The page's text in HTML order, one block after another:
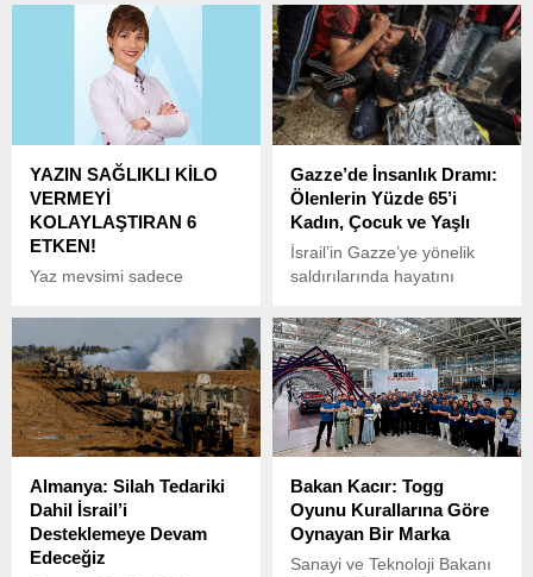
oturumda tansiyon bir kez
daha yükseldi. İktidar partisi
Sivil Sözleşme’nin
milletvekili Arman Yeghoyan
ile partisinden daha önce
ihraç edilen milletvekili
yaşanan sözlü tartışma,
fiziki gerginliğe dönüştü.
Başkanı Prof. Dr. Orhan
Yıldız, havaların ısınmasıyla
birlikte artan kene
vakalarına ilişkin önemli
uyarılarda bulundu.
YAZIN SAĞLIKLI KİLO
VERMEYİ
KOLAYLAŞTIRAN 6
ETKEN!
Yaz mevsimi sadece
de canlandığı bir dönem
olarak karşımıza çıkıyor.
Gazze’de İnsanlık Dramı:
Ölenlerin Yüzde 65’i
Kadın, Çocuk ve Yaşlı
İsrail’in Gazze’ye yönelik
saldırılarında hayatını
bölümünü siviller
oluşturuyor.
Almanya: Silah Tedariki
Dahil İsrail’i
Desteklemeye Devam
Edeceğiz
Bakan Kacır: Togg
Oyunu Kurallarına Göre
Oynayan Bir Marka
Sanayi ve Teknoloji Bakanı